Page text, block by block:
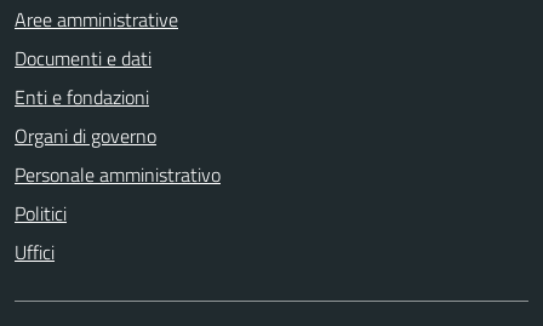
Aree amministrative
Documenti e dati
Enti e fondazioni
Organi di governo
Personale amministrativo
Politici
Uffici